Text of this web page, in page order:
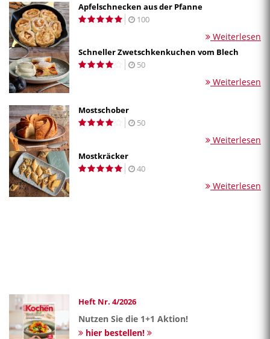
Apfelschnecken aus der Pfanne
100
Weiterlesen
Schneller Zwetschkenkuchen vom Blech
50
Weiterlesen
Mostschober
50
Weiterlesen
Mostkräcker
40
Weiterlesen
Heft Nr. 4/2026
Nutzen Sie die 1+1 Aktion!
hier bestellen!